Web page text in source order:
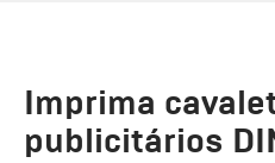
Imprima
publicitários